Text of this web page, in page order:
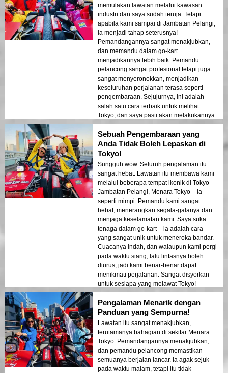
memulakan lawatan melalui kawasan
industri dan saya sudah teruja. Tetapi
apabila kami sampai di Jambatan Pelangi,
ia menjadi tahap seterusnya!
Pemandangannya sangat menakjubkan,
dan memandu dalam go-kart
menjadikannya lebih baik. Pemandu
pelancong sangat profesional tetapi juga
sangat menyeronokkan, menjadikan
keseluruhan perjalanan terasa seperti
pengembaraan. Sejujurnya, ini adalah
salah satu cara terbaik untuk melihat
Tokyo, dan saya pasti akan melakukannya
lagi. Kami pergi pada waktu pagi, dan
cuacanya sempurna - langit cerah dan
angin sejuk!
Sebuah Pengembaraan yang
Anda Tidak Boleh Lepaskan di
Tokyo!
Sungguh wow. Seluruh pengalaman itu
sangat hebat. Lawatan itu membawa kami
melalui beberapa tempat ikonik di Tokyo –
Jambatan Pelangi, Menara Tokyo – ia
seperti mimpi. Pemandu kami sangat
hebat, menerangkan segala-galanya dan
menjaga keselamatan kami. Saya suka
tenaga dalam go-kart – ia adalah cara
yang sangat unik untuk meneroka bandar.
Cuacanya indah, dan walaupun kami pergi
pada waktu siang, lalu lintasnya boleh
diurus, jadi kami benar-benar dapat
menikmati perjalanan. Sangat disyorkan
untuk sesiapa yang melawat Tokyo!
Pengalaman Menarik dengan
Panduan yang Sempurna!
Lawatan itu sangat menakjubkan,
terutamanya bahagian di sekitar Menara
Tokyo. Pemandangannya menakjubkan,
dan pemandu pelancong memastikan
semuanya berjalan lancar. Ia agak sejuk
pada waktu malam, tetapi itu tidak